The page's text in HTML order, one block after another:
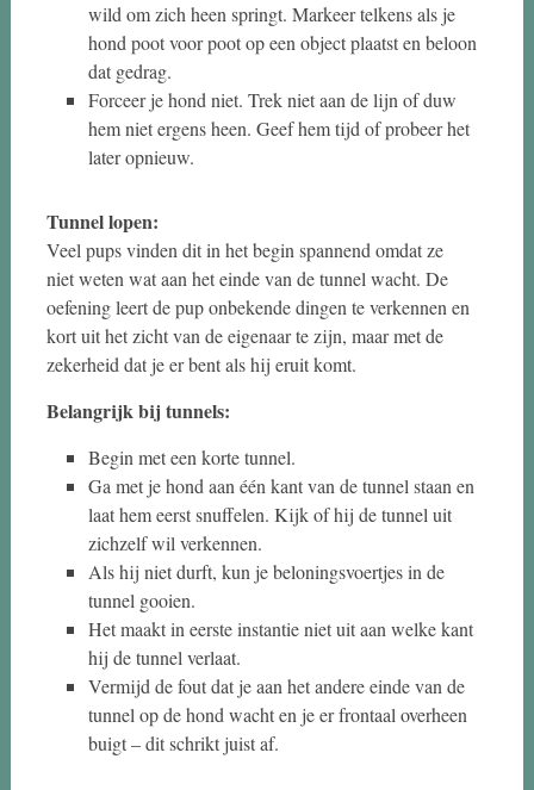
wild om zich heen springt. Markeer telkens als je
hond poot voor poot op een object plaatst en beloon
dat gedrag.
Forceer je hond niet. Trek niet aan de lijn of duw
hem niet ergens heen. Geef hem tijd of probeer het
later opnieuw.
Tunnel lopen:
Veel pups vinden dit in het begin spannend omdat ze
niet weten wat aan het einde van de tunnel wacht. De
oefening leert de pup onbekende dingen te verkennen en
kort uit het zicht van de eigenaar te zijn, maar met de
zekerheid dat je er bent als hij eruit komt.
Belangrijk bij tunnels:
Begin met een korte tunnel.
Ga met je hond aan één kant van de tunnel staan en
laat hem eerst snuffelen. Kijk of hij de tunnel uit
zichzelf wil verkennen.
Als hij niet durft, kun je beloningsvoertjes in de
tunnel gooien.
Het maakt in eerste instantie niet uit aan welke kant
hij de tunnel verlaat.
Vermijd de fout dat je aan het andere einde van de
tunnel op de hond wacht en je er frontaal overheen
buigt – dit schrikt juist af.